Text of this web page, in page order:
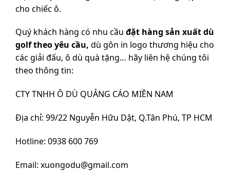
cho chiếc ô.
Quý khách hàng có nhu cầu đặt hàng sản xuất dù
golf theo yêu cầu, dù gôn in logo thương hiệu cho
các giải đấu, ô dù quà tặng… hãy liên hệ chúng tôi
theo thông tin:
CTY TNHH Ô DÙ QUẢNG CÁO MIỀN NAM
Địa chỉ: 99/22 Nguyễn Hữu Dật, Q.Tân Phú, TP HCM
Hotline: 0938 600 769‬
Email: xuongodu@gmail.com